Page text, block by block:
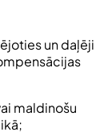
un daļēji
maldinošu